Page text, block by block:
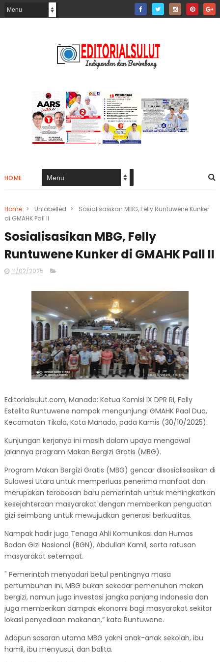
HOME
Home > Unlabelled >
Sosialisasikan MBG, Felly Runtuwene Kunker
di GMAHK Pall II
Sosialisasikan MBG, Felly
Runtuwene Kunker di GMAHK Pall II
11/02/2025
Editorialsulut.com, Manado: Ketua Komisi IX DPR RI, Felly
Estelita Runtuwene nampak mengunjungi GMAHK Paal Dua,
Kecamatan Tikala, Kota Manado, pada Kamis (30/10/2025).
Kunjungan kerjanya ini masih dalam upaya mengawal
jalannya program Makan Bergizi Gratis (MBG).
Program Makan Bergizi Gratis (MBG) gencar disosialisasikan di
Sulawesi Utara untuk memperluas penerima manfaat dan
merupakan terobosan baru pemerintah untuk meningkatkan
kesejahteraan masyarakat dengan memberikan penguatan
gizi seimbang untuk mewujudkan generasi berkualitas.
Nampak hadir juga Tenaga Ahli Komunikasi dan Humas
Badan Gizi Nasional (BGN), Abdullah Kamil, serta ratusan
masyarakat setempat.
" Pemerintah menyadari betul pentingnya masa
pertumbuhan ini, MBG bukan sekedar pemenuhan makan
bergizi, namun juga investasi jangka panjang Indonesia dan
juga memberikan dampak ekonomi bagi masyarakat sekitar
lokasi penyediaan makanan,” kata Runtuwene.
Adapun sasaran utama MBG yakni anak-anak sekolah, ibu
hamil, ibu menyusui, dan balita.